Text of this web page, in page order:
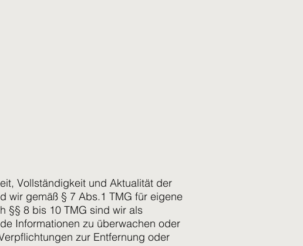
Vollständigkeit und Aktualität der
wir gemäß § 7 Abs.1 TMG für eigene
§§ 8 bis 10 TMG sind wir als
Informationen zu überwachen oder
zur Entfernung oder